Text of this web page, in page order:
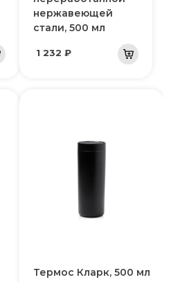
нержавеющей
стали, 500 мл
1 232 ₽
Термос Кларк, 500 мл